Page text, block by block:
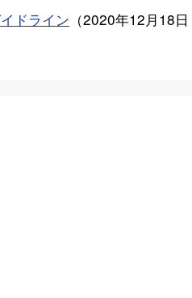
ドライン （2020年12月18日